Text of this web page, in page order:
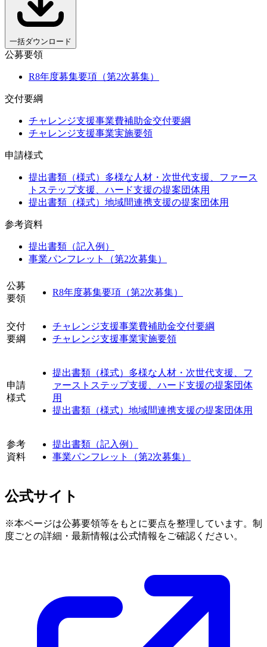
一括ダウンロード
公募要領
R8年度募集要項（第2次募集）
交付要綱
チャレンジ支援事業費補助金交付要綱
チャレンジ支援事業実施要領
申請様式
提出書類（様式）多様な人材・次世代支援、ファース
トステップ支援、ハード支援の提案団体用
提出書類（様式）地域間連携支援の提案団体用
参考資料
提出書類（記入例）
事業パンフレット（第2次募集）
公募
要領
R8年度募集要項（第2次募集）
交付
要綱
チャレンジ支援事業費補助金交付要綱
チャレンジ支援事業実施要領
申請
様式
提出書類（様式）多様な人材・次世代支援、フ
ァーストステップ支援、ハード支援の提案団体
用
提出書類（様式）地域間連携支援の提案団体用
参考
資料
提出書類（記入例）
事業パンフレット（第2次募集）
公式サイト
※本ページは公募要領等をもとに要点を整理しています。制
度ごとの詳細・最新情報は公式情報をご確認ください。